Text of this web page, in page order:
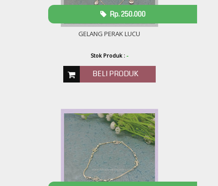
GELANG PERAK LUCU
Rp. 250.000
Stok Produk : -
BELI PRODUK